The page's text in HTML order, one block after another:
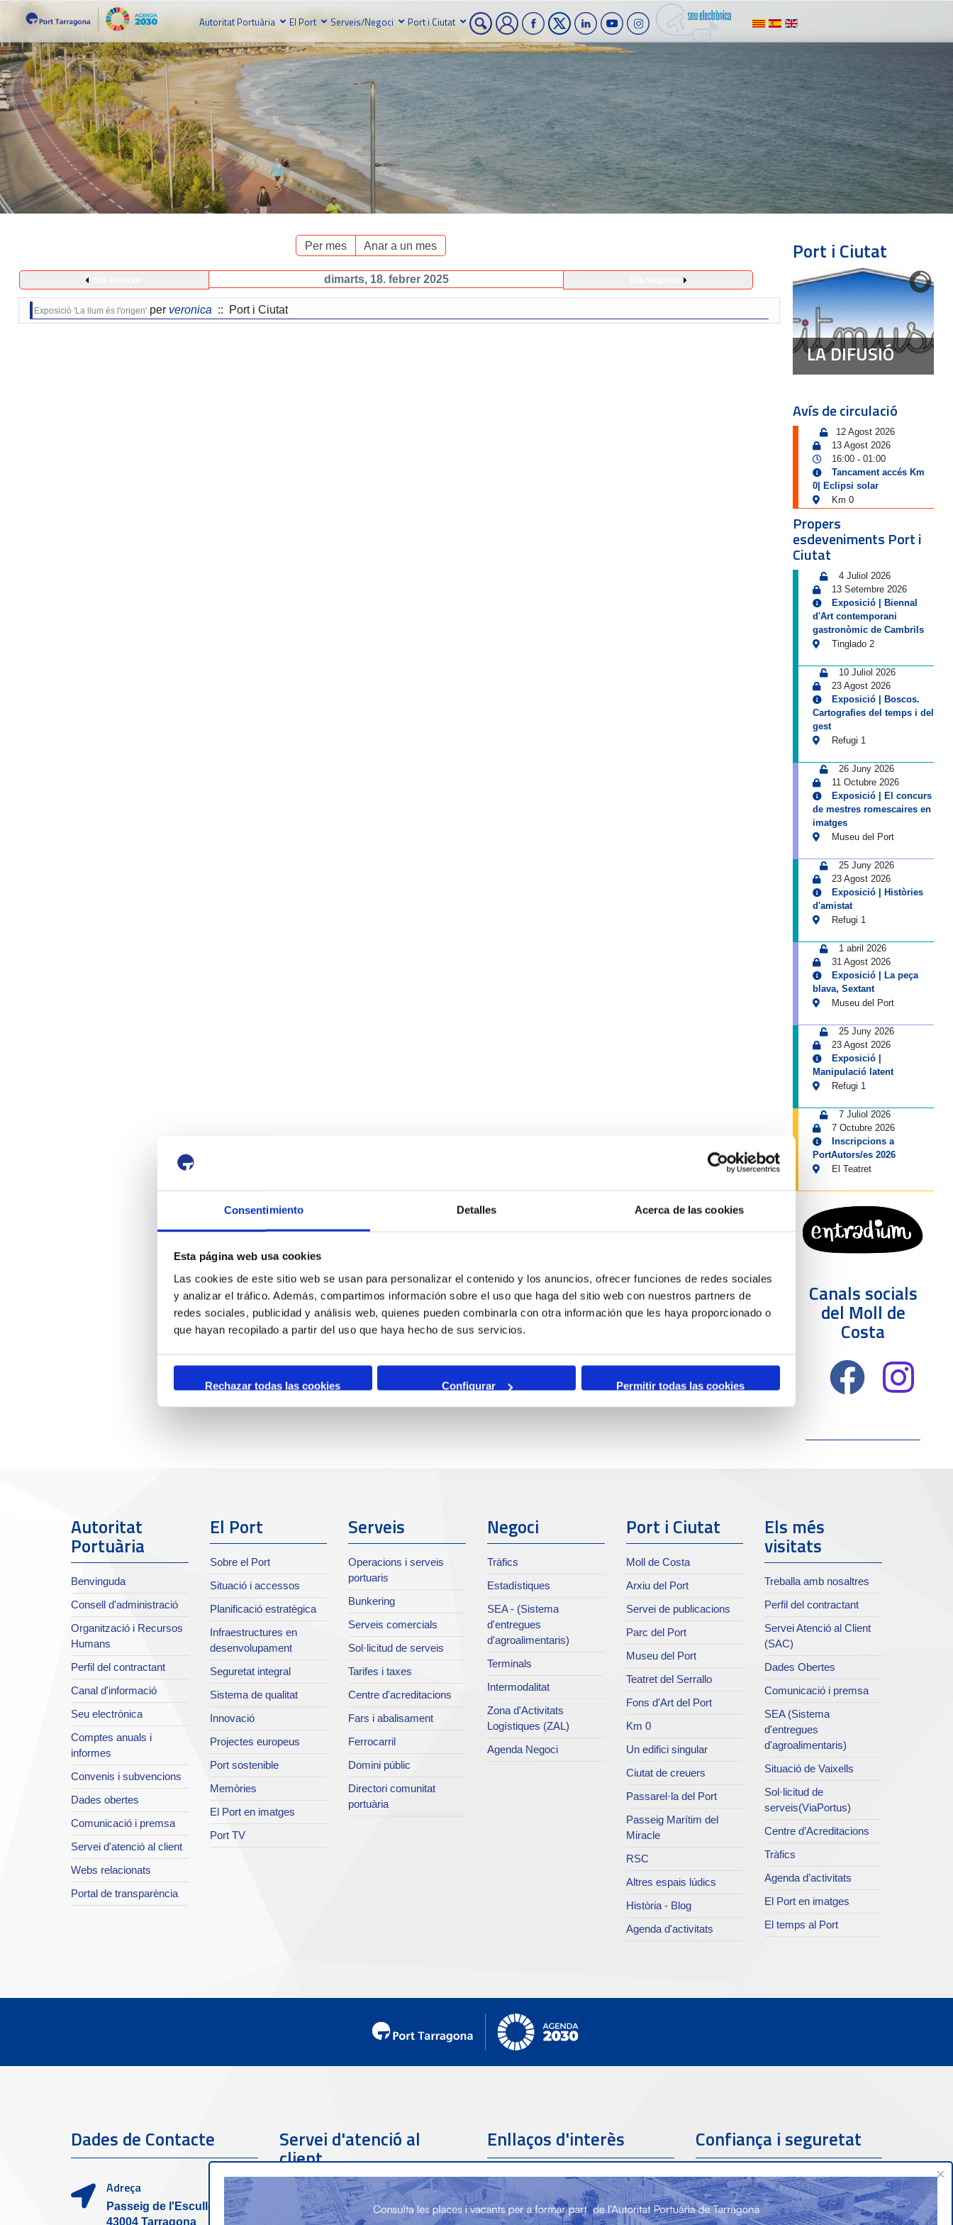
Consentimiento Detalles Acerca de las cookies
Esta página web usa cookies
Las cookies de este sitio web se usan para personalizar el contenido y los anuncios, ofrecer funciones de redes sociales
y analizar el tráfico. Además, compartimos información sobre el uso que haga del sitio web con nuestros partners de
redes sociales, publicidad y análisis web, quienes pueden combinarla con otra información que les haya proporcionado o
que hayan recopilado a partir del uso que haya hecho de sus servicios.
Rechazar todas las cookies Configurar Permitir todas las cookies
Autoritat Portuària El Port Serveis/Negoci Port i Ciutat
Per mes Anar a un mes
dimarts, 18. febrer 2025
Exposició 'La llum és l'origen' per veronica :: Port i Ciutat
Port i Ciutat
LA DIFUSIÓ
Avís de circulació
12 Agost 2026
13 Agost 2026
16:00- 01:00
Tancament accés Km
0| Eclipsi solar
Km 0
Propers
esdeveniments Port i
Ciutat
4 Juliol 2026
13 Setembre 2026
Exposició | Biennal
d'Art contemporani
gastronòmic de Cambrils
Tinglado 2
10 Juliol 2026
23 Agost 2026
Exposició | Boscos.
Cartografies del temps i del
gest
Refugi 1
26 Juny 2026
11 Octubre 2026
Exposició | El concurs
de mestres romescaires en
imatges
Museu del Port
25 Juny 2026
23 Agost 2026
Exposició | Històries
d'amistat
Refugi 1
1 abril 2026
31 Agost 2026
Exposició | La peça
blava, Sextant
Museu del Port
25 Juny 2026
23 Agost 2026
Exposició |
Manipulació latent
Refugi 1
7 Juliol 2026
7 Octubre 2026
Inscripcions a
PortAutors/es 2026
El Teatret
Canals socials
del Moll de
Costa
Autoritat
Portuària
Benvinguda
Consell d'administració
Organització i Recursos
Humans
Perfil del contractant
Canal d'informació
Seu electrònica
Comptes anuals i
informes
Convenis i subvencions
Dades obertes
Comunicació i premsa
Servei d'atenció al client
Webs relacionats
Portal de transparència
El Port
Sobre el Port
Situació i accessos
Planificació estratègica
Infraestructures en
desenvolupament
Seguretat integral
Sistema de qualitat
Innovació
Projectes europeus
Port sostenible
Memòries
El Port en imatges
Port TV
Serveis
Operacions i serveis
portuaris
Bunkering
Serveis comercials
Sol·licitud de serveis
Tarifes i taxes
Centre d'acreditacions
Fars i abalisament
Ferrocarril
Domini públic
Directori comunitat
portuària
Negoci
Tràfics
Estadístiques
SEA - (Sistema
d'entregues
d'agroalimentaris)
Terminals
Intermodalitat
Zona d'Activitats
Logístiques (ZAL)
Agenda Negoci
Port i Ciutat
Moll de Costa
Arxiu del Port
Servei de publicacions
Parc del Port
Museu del Port
Teatret del Serrallo
Fons d'Art del Port
Km 0
Un edifici singular
Ciutat de creuers
Passarel·la del Port
Passeig Marítim del
Miracle
RSC
Altres espais lúdics
Història - Blog
Agenda d'activitats
Els més
visitats
Treballa amb nosaltres
Perfil del contractant
Servei Atenció al Client
(SAC)
Dades Obertes
Comunicació i premsa
SEA (Sistema
d'entregues
d'agroalimentaris)
Situació de Vaixells
Sol·licitud de
serveis(ViaPortus)
Centre d’Acreditacions
Tràfics
Agenda d’activitats
El Port en imatges
El temps al Port
Dades de Contacte
Adreça
Passeig de l'Escullera s/n,
43004 Tarragona
Servei d'atenció al
client
Telèfon de contacte
Enllaços d'interès Confiança i seguretat
×